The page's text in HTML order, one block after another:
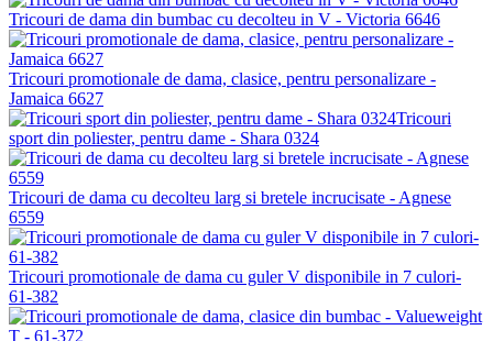
Tricouri de dama din bumbac cu decolteu in V - Victoria 6646
Tricouri promotionale de dama, clasice, pentru personalizare -
Jamaica 6627
Tricouri
sport din poliester, pentru dame - Shara 0324
Tricouri de dama cu decolteu larg si bretele incrucisate - Agnese
6559
Tricouri promotionale de dama cu guler V disponibile in 7 culori-
61-382